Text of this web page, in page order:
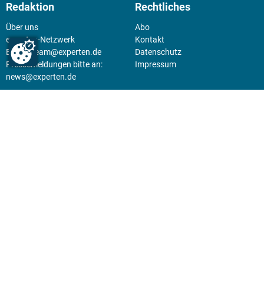
Redaktion
Über uns
experten-Netzwerk
E-Mail:team@experten.de
Pressemeldungen bitte an:
news@experten.de
Rechtliches
Abo
Kontakt
Datenschutz
Impressum